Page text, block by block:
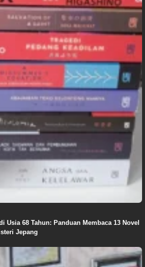
Usia 68 Tahun: Panduan Membaca 13 Novel
Jepang